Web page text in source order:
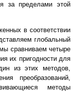
за пределами этой
в соответствии
глобальный
сравниваем четыре
их пригодности для
из этих методов,
преобразований,
методы